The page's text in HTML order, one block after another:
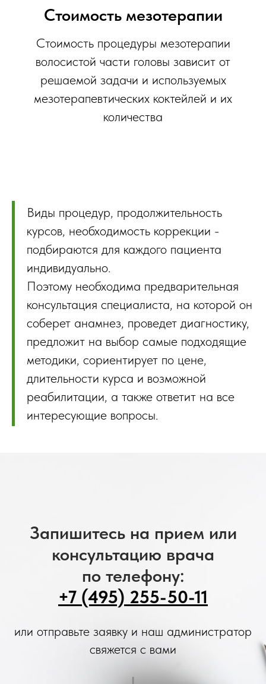
Стоимость мезотерапии
Стоимость процедуры мезотерапии
волосистой части головы зависит от
решаемой задачи и используемых
мезотерапевтических коктейлей и их
количества
Виды процедур, продолжительность
курсов, необходимость коррекции -
подбираются для каждого пациента
индивидуально.
Поэтому необходима предварительная
консультация специалиста, на которой он
соберет анамнез, проведет диагностику,
предложит на выбор самые подходящие
методики, сориентирует по цене,
длительности курса и возможной
реабилитации, а также ответит на все
интересующие вопросы.
Запишитесь на прием или
консультацию врача
по телефону:
+7 (495) 255-50-11
или отправьте заявку и наш администратор
свяжется с вами